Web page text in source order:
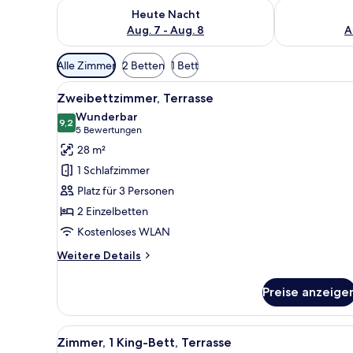
Heute Nacht
Aug. 7 - Aug. 8
Überprüfe die Verfügbarkeit für heute Nacht, Aug. 7
Überprüfe
Verfügbare
Filter
für
Zimmer
Alle Zimmer 2 Betten 1 Bett
Alle
Fotos
für
Zweibettzimmer,
Terrasse
anzeigen
Ein modernes Hotelzimmer
2
Zweibettzimmer, Terrasse
9,29,2 von 10
Wunderbar
5 Bewertungen
(5
Bewertungen)
28 m²
1 Schlafzimmer
Platz für 3 Personen
2 Einzelbetten
Kostenloses WLAN
Weitere Details
Weitere
Terrasse
Preise
Alle
Ein modernes Hotelzimmer
2
Zimmer, 1 King-Bett, Terrasse